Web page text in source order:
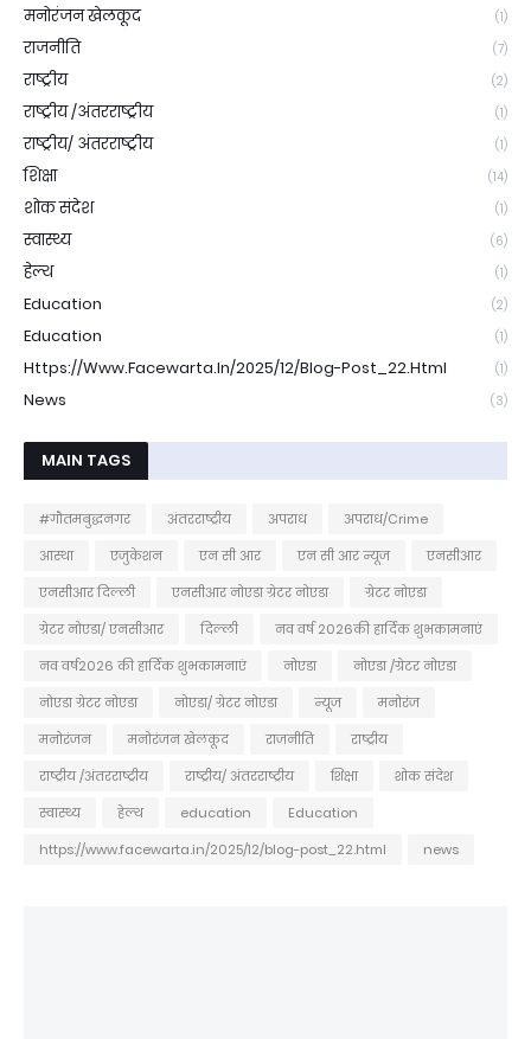
मनोरंजन खेलकूद (1)
राजनीति (7)
राष्ट्रीय (2)
राष्ट्रीय /अंतरराष्ट्रीय (1)
राष्ट्रीय/ अंतरराष्ट्रीय (1)
शिक्षा (14)
शोक संदेश (1)
स्वास्थ्य (6)
हेल्थ (1)
Education (2)
Education (1)
Https://www.facewarta.in/2025/12/blog-Post_22.html (1)
News (3)
MAIN TAGS
#गौतमबुद्धनगर अंतरराष्ट्रीय अपराध
अपराध/Crime
आस्था
एजुकेशन एन सी आर एन सी आर न्यूज
एनसीआर
एनसीआर दिल्ली
एनसीआर नोएडा ग्रेटर नोएडा
ग्रेटर नोएडा
ग्रेटर नोएडा/ एनसीआर
दिल्ली
नव वर्ष 2026की हार्दिक शुभकामनाएं
नव वर्ष2026 की हार्दिक शुभकामनाएं
नोएडा
नोएडा /ग्रेटर नोएडा
नोएडा ग्रेटर नोएडा
नोएडा/ ग्रेटर नोएडा न्यूज
मनोरंज
मनोरंजन
मनोरंजन खेलकूद राजनीति
राष्ट्रीय
राष्ट्रीय /अंतरराष्ट्रीय
राष्ट्रीय/ अंतरराष्ट्रीय शिक्षा
शोक संदेश
स्वास्थ्य
हेल्थ education
Education
https://www.facewarta.in/2025/12/blog-post_22.html
news